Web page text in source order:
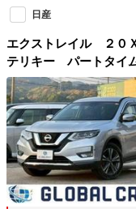
日産
エクストレイル ２
テリキー パートタイ
ア バックモニター
ＬＥＤ パワーウィ